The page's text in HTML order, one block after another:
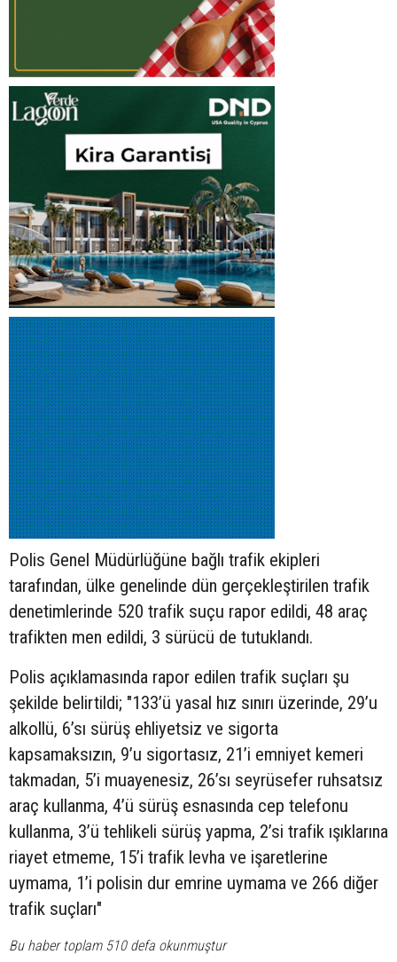
Polis Genel Müdürlüğüne bağlı trafik ekipleri
tarafından, ülke genelinde dün gerçekleştirilen trafik
denetimlerinde 520 trafik suçu rapor edildi, 48 araç
trafikten men edildi, 3 sürücü de tutuklandı.
Polis açıklamasında rapor edilen trafik suçları şu
şekilde belirtildi; "133’ü yasal hız sınırı üzerinde, 29’u
alkollü, 6’sı sürüş ehliyetsiz ve sigorta
kapsamaksızın, 9’u sigortasız, 21’i emniyet kemeri
takmadan, 5’i muayenesiz, 26’sı seyrüsefer ruhsatsız
araç kullanma, 4’ü sürüş esnasında cep telefonu
kullanma, 3’ü tehlikeli sürüş yapma, 2’si trafik ışıklarına
riayet etmeme, 15’i trafik levha ve işaretlerine
uymama, 1’i polisin dur emrine uymama ve 266 diğer
trafik suçları"
Bu haber toplam 510 defa okunmuştur